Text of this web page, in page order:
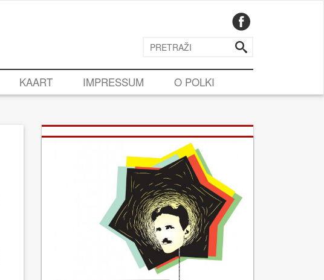
KAART IMPRESSUM O POLKI